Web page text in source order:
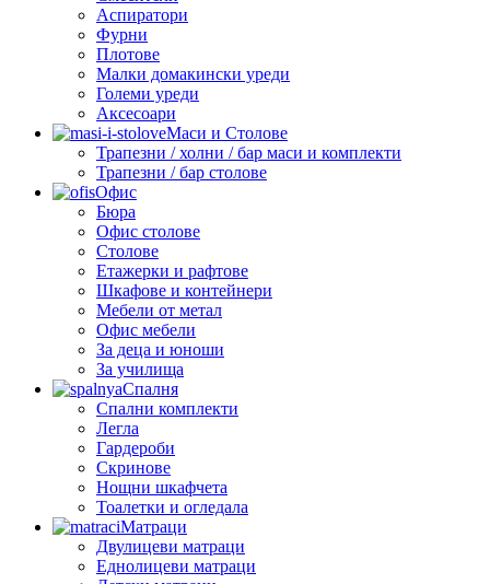
Аспиратори
Фурни
Плотове
Малки домакински уреди
Големи уреди
Аксесоари
Маси и Столове
Трапезни / холни / бар маси и комплекти
Трапезни / бар столове
Офис
Бюра
Офис столове
Столове
Етажерки и рафтове
Шкафове и контейнери
Мебели от метал
Офис мебели
За деца и юноши
За училища
Спалня
Спални комплекти
Легла
Гардероби
Скринове
Нощни шкафчета
Тоалетки и огледала
Матраци
Двулицеви матраци
Еднолицеви матраци